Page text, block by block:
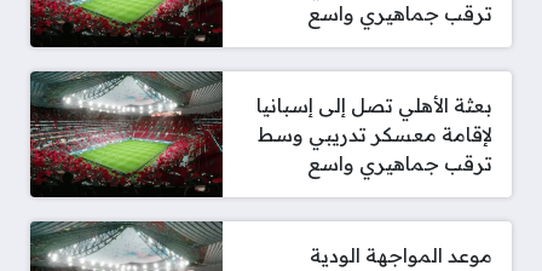
ترقب جماهيري واسع
بعثة الأهلي تصل إلى إسبانيا
لإقامة معسكر تدريبي وسط
ترقب جماهيري واسع
موعد المواجهة الودية